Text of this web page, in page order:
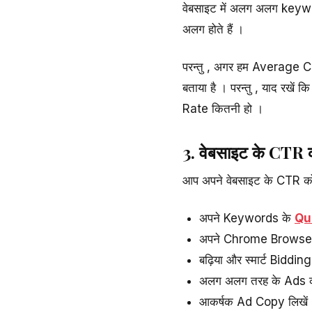
वेबसाइट में अलग अलग
अलग होते हैं ।
परन्तु , अगर हम Average
बताया है । परन्तु , याद रखें
Rate कितनी हो ।
3. वेबसाइट के
आप अपने वेबसाइट के CTR
अपने Keywords के
अपने Chrome
बढ़िया और स्मार्ट
अलग अलग तरह के Ads
आकर्षक Ad Copy लिखें